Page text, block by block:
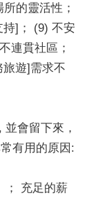
的靈活性；
]； (9) 不安
連貫社區；
遊]需求不
會留下來，
有用的原因:
； 充足的薪